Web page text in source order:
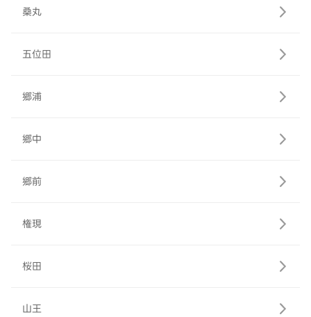
桑丸
五位田
郷浦
郷中
郷前
権現
桜田
山王